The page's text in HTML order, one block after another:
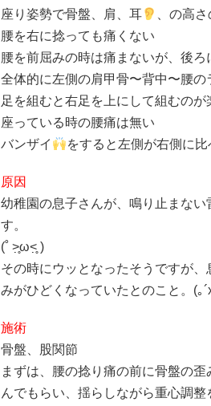
座り姿勢で骨盤、肩、耳
、の高
腰を右に捻っても痛くない
腰を前屈みの時は痛まないが、後
全体的に左側の肩甲骨〜背中〜腰の
足を組むと右足を上にして組むのが
座っている時の腰痛は無い
バンザイ
をすると左側が右側に
原因
幼稚園の息子さんが、鳴り止まない
す。
(˚ ˃̣̣̥ω˂̣̣̥ )
その時にウッとなったそうですが
みがひどくなっていたとのこと。(｡
施術
骨盤、股関節
まずは、腰の捻り痛の前に骨盤の
んでもらい、揺らしながら重心調整